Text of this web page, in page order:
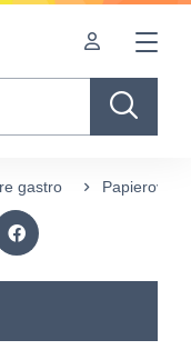
gastro Papierové